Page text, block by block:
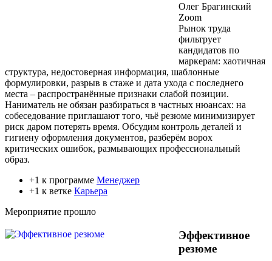
Олег Брагинский
Zoom
Рынок труда
фильтрует
кандидатов по
маркерам: хаотичная
структура, недостоверная информация, шаблонные
формулировки, разрыв в стаже и дата ухода с последнего
места – распространённые признаки слабой позиции.
Наниматель не обязан разбираться в частных нюансах: на
собеседование приглашают того, чьё резюме минимизирует
риск даром потерять время. Обсудим контроль деталей и
гигиену оформления документов, разберём ворох
критических ошибок, размывающих профессиональный
образ.
+1 к программе Менеджер
+1 к ветке Карьера
Мероприятие прошло
Эффективное
резюме